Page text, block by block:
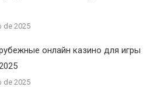
de 2025
онлайн казино для игры
de 2025